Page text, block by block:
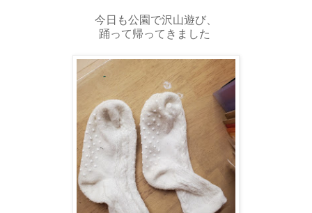
今日も公園で沢山遊び、
踊って帰ってきました